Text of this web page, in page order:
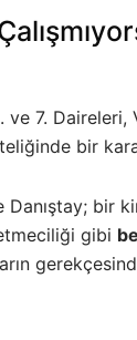
ve 7.
bir
Danıştay; bir
gibi